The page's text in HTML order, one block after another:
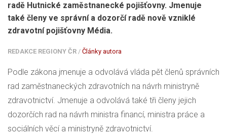
radě Hutnické zaměstnanecké pojišťovny. Jmenuje
také členy ve správní a dozorčí radě nově vzniklé
zdravotní pojišťovny Média.
REDAKCE REGIONY ČR / Články autora
Podle zákona jmenuje a odvolává vláda pět členů správních
rad zaměstnaneckých zdravotních na návrh ministryně
zdravotnictví. Jmenuje a odvolává také tři členy jejich
dozorčích rad na návrh ministra financí, ministra práce a
sociálních věcí a ministryně zdravotnictví.